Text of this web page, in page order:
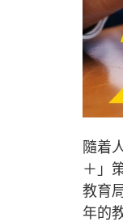
隨着
＋」
教育
年的